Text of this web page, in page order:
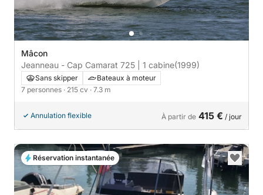
Mâcon
Jeanneau - Cap Camarat 725 | 1 cabine(1999)
Sans skipper
Bateaux à moteur
7 personnes · 215 cv · 7.3 m
Annulation flexible À partir de 415 € / jour
Réservation instantanée